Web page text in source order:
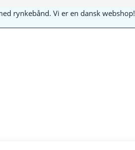
rynkebånd. Vi er en dansk webshop!